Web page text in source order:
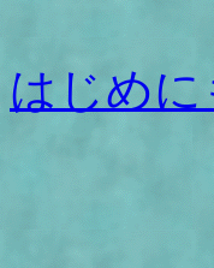
はじめに